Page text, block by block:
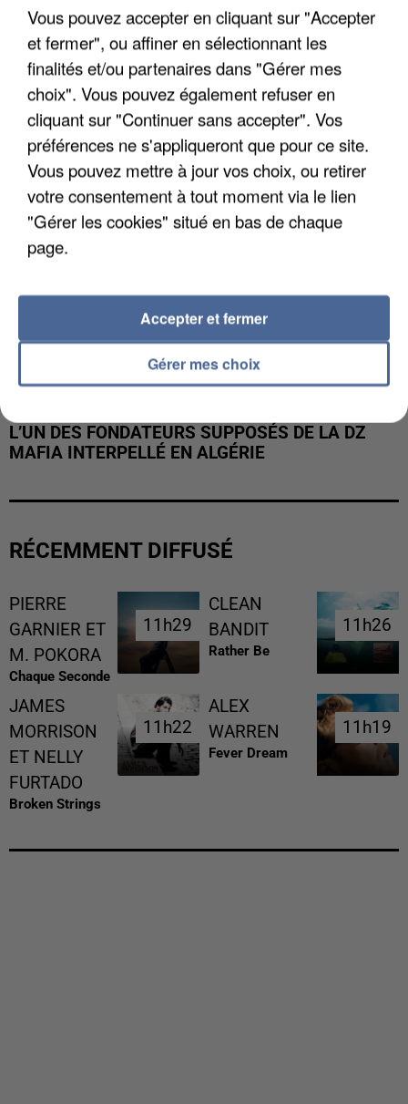
APRÈS TOUTES CES CANICULES, LES REFUGES
DE FAUNE SAUVAGE SONT...
L’UN DES FONDATEURS SUPPOSÉS DE LA DZ
MAFIA INTERPELLÉ EN ALGÉRIE
RÉCEMMENT DIFFUSÉ
PIERRE
GARNIER ET
M. POKORA
Chaque Seconde
11h29
11h29
CLEAN
BANDIT
Rather Be
11h26
11h26
JAMES
MORRISON
ET NELLY
FURTADO
Broken Strings
11h22
11h22
ALEX
WARREN
Fever Dream
11h19
11h19
Vous pouvez accepter en cliquant sur "Accepter
et fermer", ou affiner en sélectionnant les
finalités et/ou partenaires dans "Gérer mes
choix". Vous pouvez également refuser en
cliquant sur "Continuer sans accepter". Vos
préférences ne s'appliqueront que pour ce site.
Vous pouvez mettre à jour vos choix, ou retirer
votre consentement à tout moment via le lien
"Gérer les cookies" situé en bas de chaque
page.
Gérer mes choix
Accepter et fermer